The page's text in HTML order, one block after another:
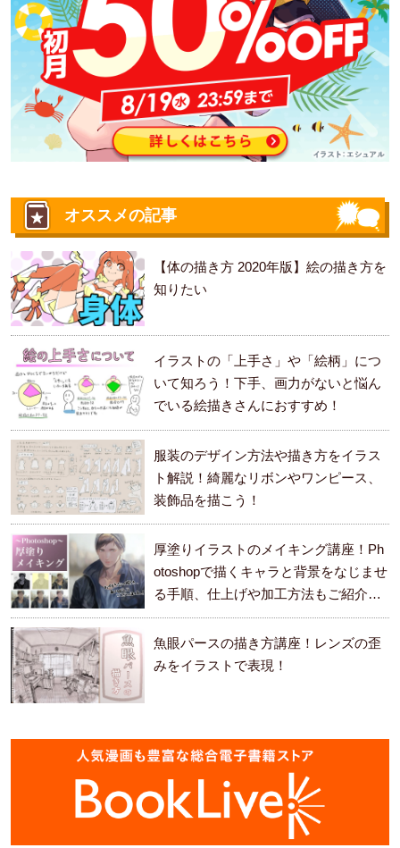
オススメの記事
【体の描き方 2020年版】絵の描き方を
知りたい
イラストの「上手さ」や「絵柄」につ
いて知ろう！下手、画力がないと悩ん
でいる絵描きさんにおすすめ！
服装のデザイン方法や描き方をイラス
ト解説！綺麗なリボンやワンピース、
装飾品を描こう！
厚塗りイラストのメイキング講座！Ph
otoshopで描くキャラと背景をなじませ
る手順、仕上げや加工方法もご紹介し
ます。
魚眼パースの描き方講座！レンズの歪
みをイラストで表現！